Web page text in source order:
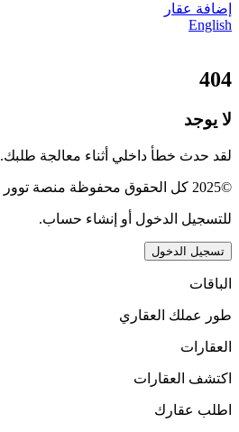
إضافة عقار
English
404
لا يوجد
لقد حدث خطأ داخلي أثناء معالجة طلبك.
©2025 كل الحقوق محفوظة منصة توور
للتسجيل الدخول أو إنشاء حساب.
تسجيل الدخول
الباقات
طور عملك العقاري
العقارات
اكتشف العقارات
اطلب عقارك